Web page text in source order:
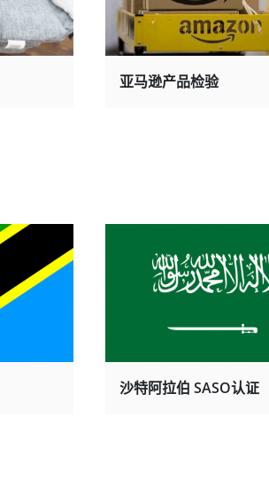
亚马逊产品检验
沙特阿拉伯 SASO认证